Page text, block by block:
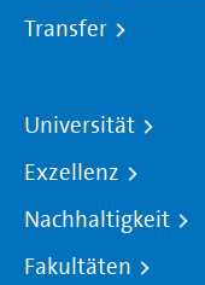
Transfer
Universität
Exzellenz
Nachhaltigkeit
Fakultäten